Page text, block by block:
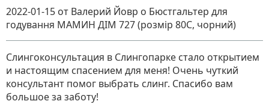
2022-01-15 от Валерий Йовр о Бюстгальтер для
годування МАМИН ДІМ 727 (розмір 80C, чорний)
Слингоконсультация в Слингопарке стало открытием
и настоящим спасением для меня! Очень чуткий
консультант помог выбрать слинг. Спасибо вам
большое за заботу!